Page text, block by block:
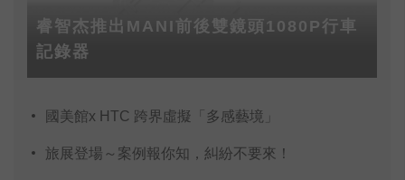
睿智杰推出MANI前後雙鏡頭1080P行車
記錄器
國美館x HTC 跨界虛擬「多感藝境」
旅展登場～案例報你知，糾紛不要來！